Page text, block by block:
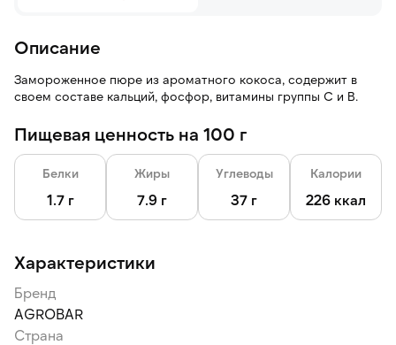
Описание
Замороженное пюре из ароматного кокоса, содержит в
своем составе кальций, фосфор, витамины группы С и В.
Пищевая ценность на 100 г
Белки
1.7 г
Жиры
7.9 г
Углеводы
37 г
Калории
226 ккал
Характеристики
Бренд
AGROBAR
Страна